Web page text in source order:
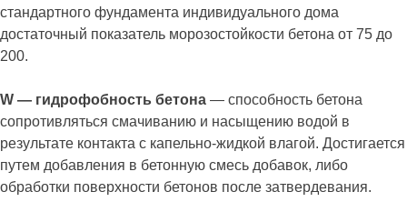
стандартного фундамента индивидуального дома
достаточный показатель морозостойкости бетона от 75 до
200.
W — гидрофобность бетона — способность бетона
сопротивляться смачиванию и насыщению водой в
результате контакта с капельно-жидкой влагой. Достигается
путем добавления в бетонную смесь добавок, либо
обработки поверхности бетонов после затвердевания.